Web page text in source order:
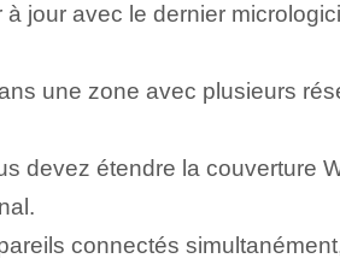
jour avec le dernier
une zone avec plusieurs
devez étendre la couverture
connectés